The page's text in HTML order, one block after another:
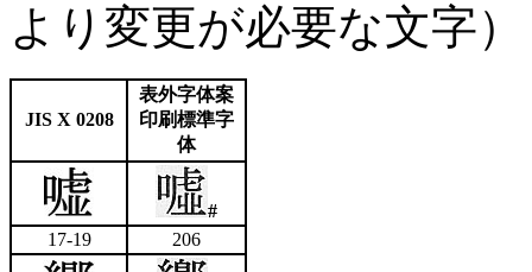
より変更が必要な文字）
JIS X 0208
表外字体案
印刷標準字
体
#
17-19
206